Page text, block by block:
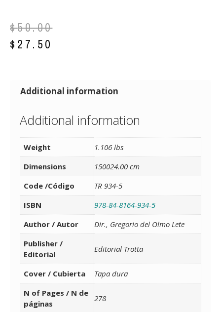
$50.00
$ 27.50
Additional information
Additional information
Weight
1.106 lbs
Dimensions
150024.00 cm
Code /Código
TR 934-5
ISBN
978-84-8164-934-5
Author / Autor
Dir., Gregorio del Olmo Lete
Publisher /
Editorial
Editorial Trotta
Cover / Cubierta
Tapa dura
N of Pages / N de
páginas
278